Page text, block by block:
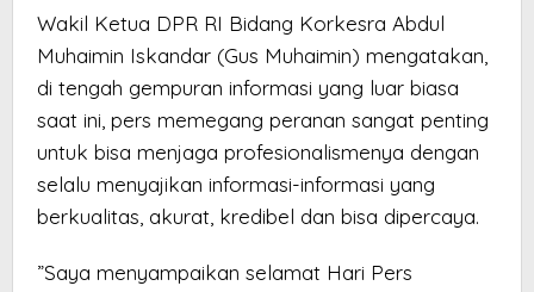
Wakil Ketua DPR RI Bidang Korkesra Abdul
Muhaimin Iskandar (Gus Muhaimin) mengatakan,
di tengah gempuran informasi yang luar biasa
saat ini, pers memegang peranan sangat penting
untuk bisa menjaga profesionalismenya dengan
selalu menyajikan informasi-informasi yang
berkualitas, akurat, kredibel dan bisa dipercaya.
”Saya menyampaikan selamat Hari Pers